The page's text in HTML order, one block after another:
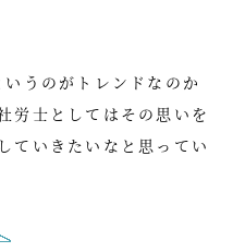
うのがトレンドなのか
労士としてはその思いを
ていきたいなと思ってい